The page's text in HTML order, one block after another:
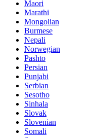
Maori
Marathi
Mongolian
Burmese
Nepali
Norwegian
Pashto
Persian
Punjabi
Serbian
Sesotho
Sinhala
Slovak
Slovenian
Somali